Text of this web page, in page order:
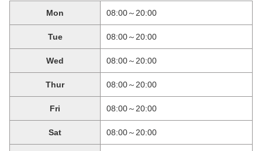
Mon 08:00～20:00
Tue 08:00～20:00
Wed 08:00～20:00
Thur 08:00～20:00
Fri 08:00～20:00
Sat 08:00～20:00